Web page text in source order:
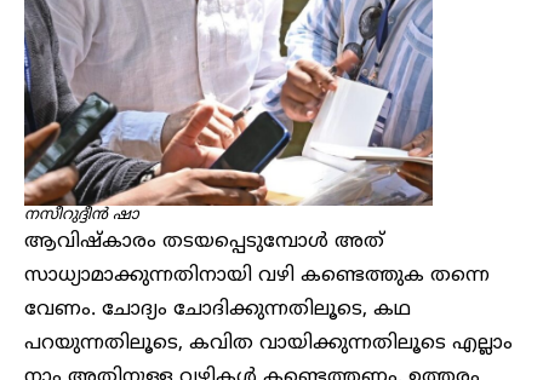
നസീറുദ്ദീൻ ഷാ
ആവിഷ്കാരം തടയപ്പെടുമ്പോൾ അത്
സാധ്യാമാക്കുന്നതിനായി വഴി കണ്ടെത്തുക തന്നെ
വേണം. ചോദ്യം ചോദിക്കുന്നതിലൂടെ, കഥ
പറയുന്നതിലൂടെ, കവിത വായിക്കുന്നതിലൂടെ എല്ലാം